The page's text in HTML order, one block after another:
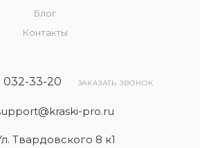
Блог
Контакты
032-33-20 ЗАКАЗАТЬ ЗВОНОК
pro.ru
Твардовского 8 к1